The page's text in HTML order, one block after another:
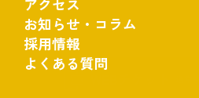
お知らせ・コラム
採用情報
よくある質問